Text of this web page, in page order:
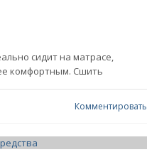
сидит на матрасе,
комфортным. Сшить
Комментировать